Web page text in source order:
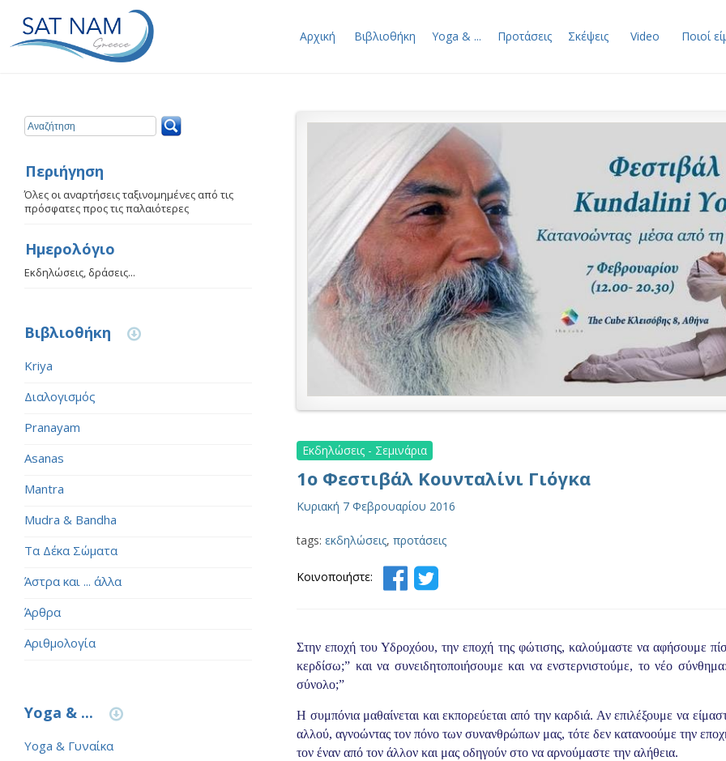
Αρχική Βιβλιοθήκη Yoga & ... Προτάσεις Σκέψεις Video Ποιοί
Περιήγηση
Όλες οι αναρτήσεις ταξινομημένες από τις
πρόσφατες προς τις παλαιότερες
Ημερολόγιο
Εκδηλώσεις, δράσεις...
Βιβλιοθήκη
Kriya
Διαλογισμός
Pranayam
Asanas
Mantra
Mudra & Bandha
Τα Δέκα Σώματα
Άστρα και ... άλλα
Άρθρα
Αριθμολογία
Yoga & ...
Yoga & Γυναίκα
Εκδηλώσεις - Σεμινάρια
1ο Φεστιβάλ Κουνταλίνι Γιόγκα
Κυριακή 7 Φεβρουαρίου 2016
tags: εκδηλώσεις, προτάσεις
Κοινοποιήστε:
Στην εποχή του Υδροχόου, την εποχή της φώτισης, καλούμαστε να αφήσουμε
κερδίσω;” και να συνειδητοποιήσουμε και να ενστερνιστούμε, το νέο
σύνολο;”
Η συμπόνια μαθαίνεται και εκπορεύεται από την καρδιά. Αν επιλέξουμε να
αλλού, αγνοώντας τον πόνο των συνανθρώπων μας, τότε δεν κατανοούμε την
τον έναν από τον άλλον και μας οδηγούν στο να αρνούμαστε την αλήθεια.